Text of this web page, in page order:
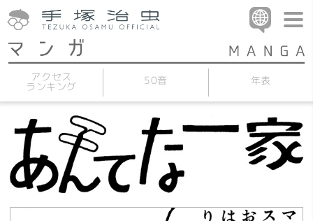
アクセス
ランキング 50音 年表